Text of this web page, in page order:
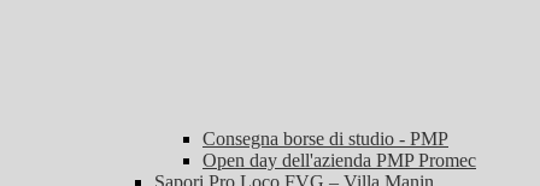
Consegna borse di studio - PMP
Open day dell'azienda PMP Promec